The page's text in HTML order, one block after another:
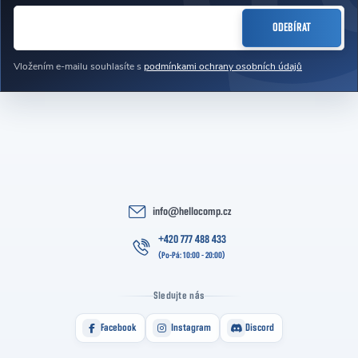
Vložením e-mailu souhlasíte s podmínkami ochrany osobních údajů
ODEBÍRAT
info@hellocomp.cz
+420 777 488 433
Sledujte nás
Facebook Instagram Discord